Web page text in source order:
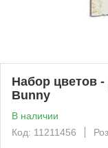
Набор цветов
Bunny
В наличии
Код: 11211456